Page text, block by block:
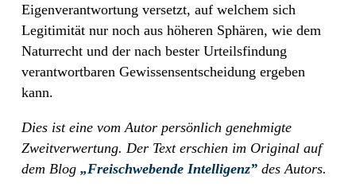
Eigenverantwortung versetzt, auf welchem sich
Legitimität nur noch aus höheren Sphären, wie dem
Naturrecht und der nach bester Urteilsfindung
verantwortbaren Gewissensentscheidung ergeben
kann.
Dies ist eine vom Autor persönlich genehmigte
Zweitverwertung. Der Text erschien im Original auf
dem Blog „Freischwebende Intelligenz” des Autors.